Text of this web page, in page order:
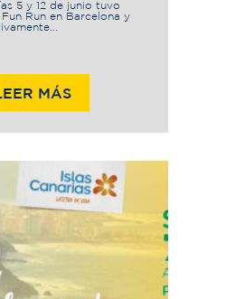
5 y 12 de junio tuvo
Fun Run en Barcelona y
MÁS